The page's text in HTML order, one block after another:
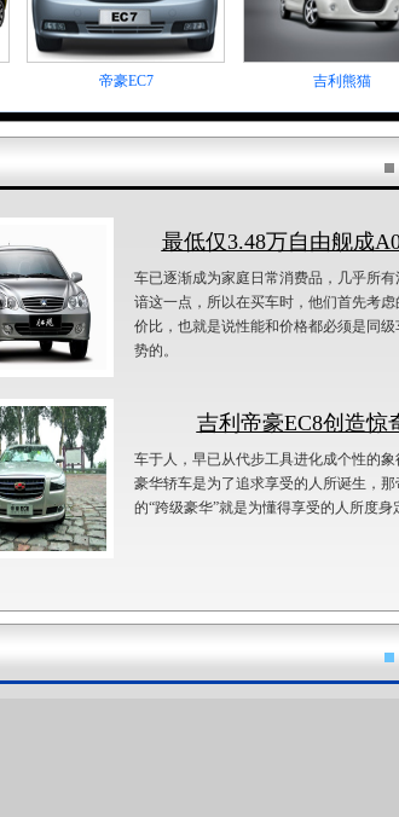
帝豪EC7 吉利熊猫
最低仅3.48万自由舰成
车已逐渐成为家庭日常消费品，几乎所有
谙这一点，所以在买车时，他们首先考虑
价比，也就是说性能和价格都必须是同级
势的。
吉利帝豪EC8创造惊
车于人，早已从代步工具进化成个性的象
豪华轿车是为了追求享受的人所诞生，那
的“跨级豪华”就是为懂得享受的人所